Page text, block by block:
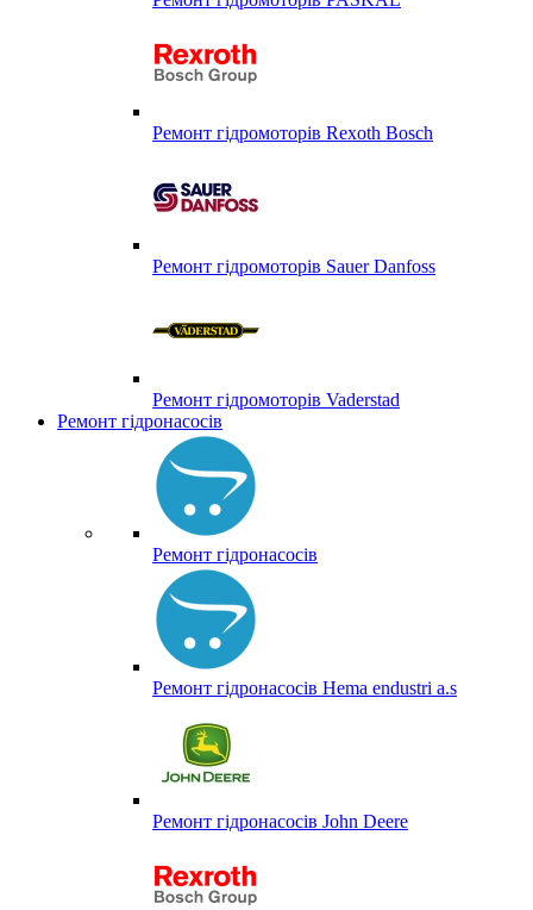
Ремонт гідромоторів Rexoth Bosch
Ремонт гідромоторів Sauer Danfoss
Ремонт гідромоторів Vaderstad
Ремонт гідронасосів
Ремонт гідронасосів
Ремонт гідронасосів Hema endustri a.s
Ремонт гідронасосів John Deere